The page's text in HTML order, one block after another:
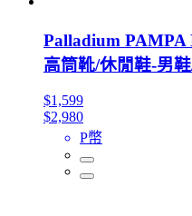
Palladium
高筒靴/休閒鞋-男
$1,599
$2,980
P幣